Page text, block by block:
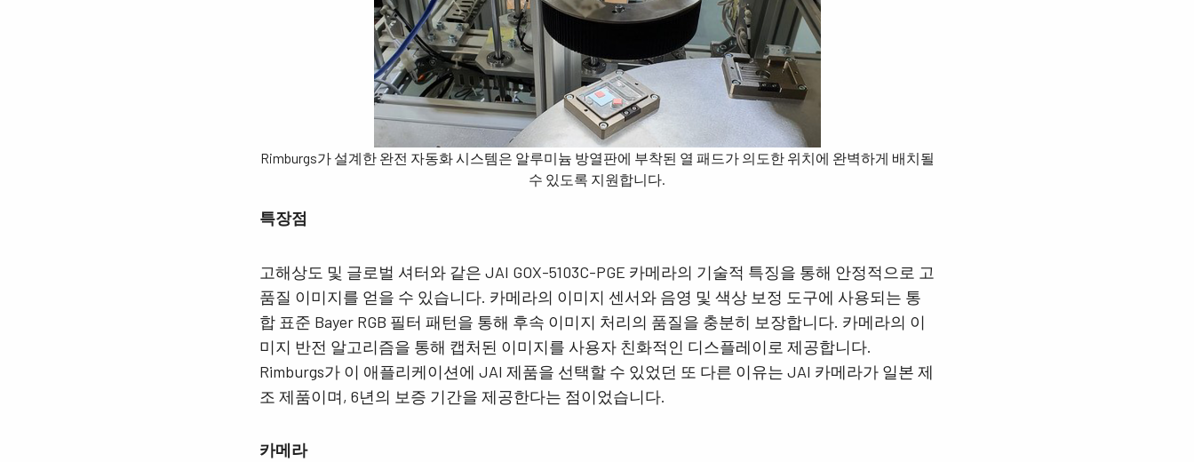
Rimburgs가 설계한 완전 자동화 시스템은 알루미늄 방열판에 부착된 열 패드가 의도한 위치에 완벽하게 배치될
수 있도록 지원합니다.
특장점
고해상도 및 글로벌 셔터와 같은 JAI GOX-5103C-PGE 카메라의 기술적 특징을 통해 안정적으로 고
품질 이미지를 얻을 수 있습니다. 카메라의 이미지 센서와 음영 및 색상 보정 도구에 사용되는 통
합 표준 Bayer RGB 필터 패턴을 통해 후속 이미지 처리의 품질을 충분히 보장합니다. 카메라의 이
미지 반전 알고리즘을 통해 캡처된 이미지를 사용자 친화적인 디스플레이로 제공합니다.
Rimburgs가 이 애플리케이션에 JAI 제품을 선택할 수 있었던 또 다른 이유는 JAI 카메라가 일본 제
조 제품이며, 6년의 보증 기간을 제공한다는 점이었습니다.
카메라